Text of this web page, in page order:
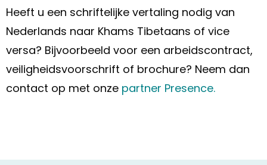
Heeft u een schriftelijke vertaling nodig van
Nederlands naar Khams Tibetaans of vice
versa? Bijvoorbeeld voor een arbeidscontract,
veiligheidsvoorschrift of brochure? Neem dan
contact op met onze partner Presence.